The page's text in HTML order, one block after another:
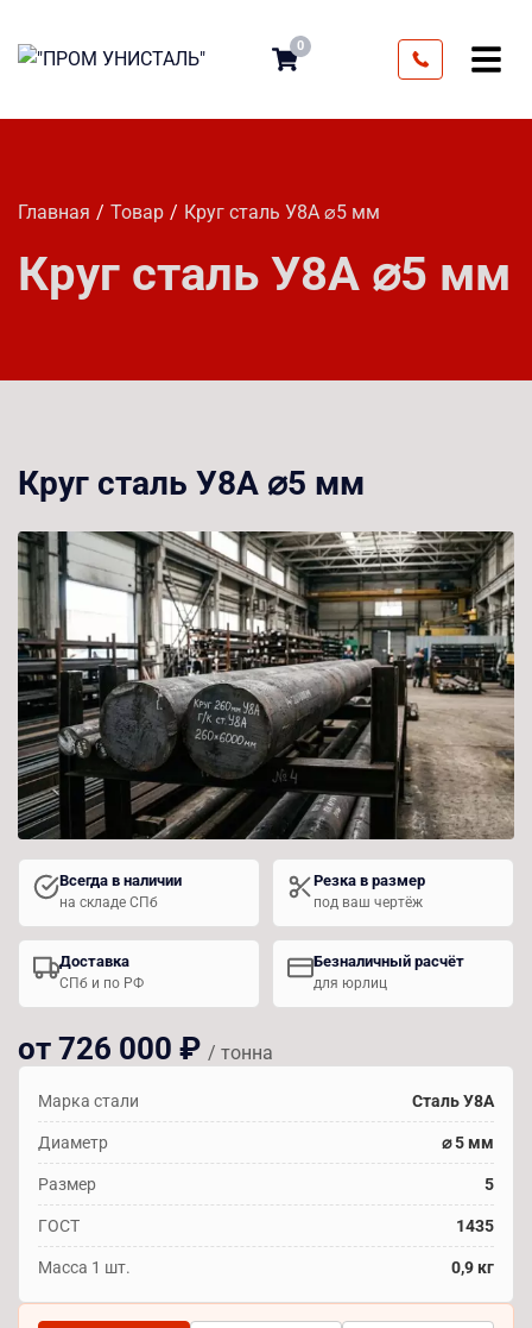
0
Главная Товар Круг сталь У8А ⌀5 мм
Круг сталь У8А ⌀5 мм
Круг сталь У8А ⌀5 мм
Всегда в наличии
на складе СПб
Резка в размер
под ваш чертёж
Доставка
СПб и по РФ
Безналичный расчёт
для юрлиц
от 726 000 ₽ / тонна
Марка стали Сталь У8А
Диаметр ⌀ 5 мм
Размер 5
ГОСТ 1435
Масса 1 шт. 0,9 кг